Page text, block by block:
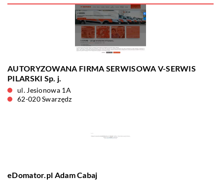
AUTORYZOWANA FIRMA SERWISOWA V-SERWIS
PILARSKI Sp. j.
ul. Jesionowa 1A
62-020 Swarzędz
eDomator.pl Adam Cabaj